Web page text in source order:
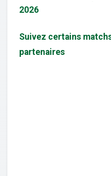
2026
Suivez certains
partenaires